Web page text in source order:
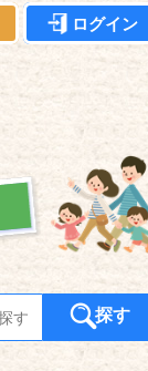
ログイン
探す